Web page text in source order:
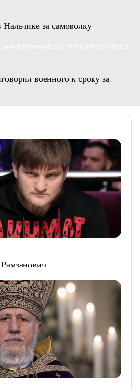
за самоволку
военного к сроку за